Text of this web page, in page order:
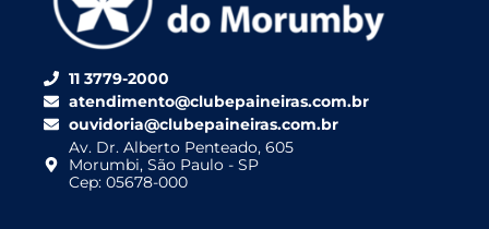
11 3779-2000
atendimento@clubepaineiras.com.br
ouvidoria@clubepaineiras.com.br
Av. Dr. Alberto Penteado, 605
Morumbi, São Paulo - SP
Cep: 05678-000